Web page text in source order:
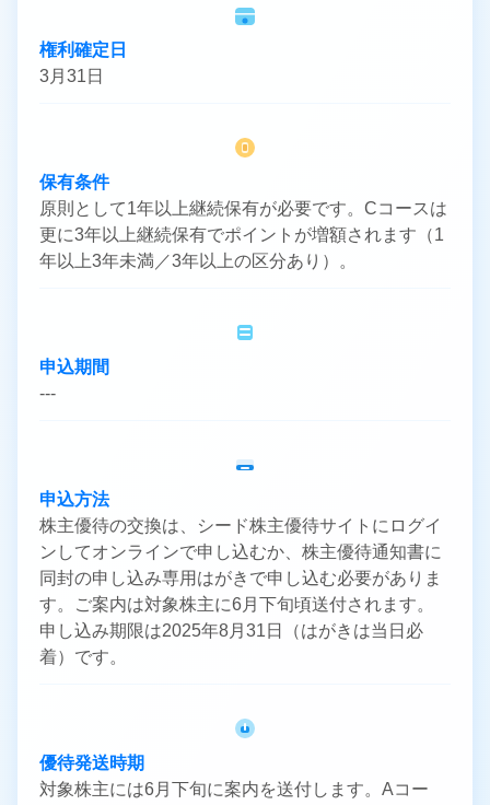
権利確定日
3月31日
保有条件
原則として1年以上継続保有が必要です。Cコースは
更に3年以上継続保有でポイントが増額されます（1
年以上3年未満／3年以上の区分あり）。
申込期間
---
申込方法
株主優待の交換は、シード株主優待サイトにログイ
ンしてオンラインで申し込むか、株主優待通知書に
同封の申し込み専用はがきで申し込む必要がありま
す。ご案内は対象株主に6月下旬頃送付されます。
申し込み期限は2025年8月31日（はがきは当日必
着）です。
優待発送時期
対象株主には6月下旬に案内を送付します。Aコー